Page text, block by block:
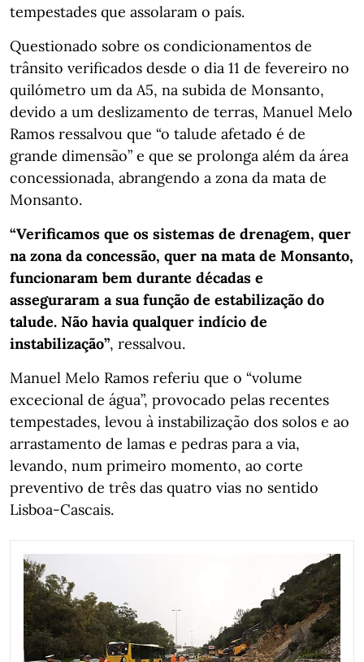
tempestades que assolaram o país.
Questionado sobre os condicionamentos de
trânsito verificados desde o dia 11 de fevereiro no
quilómetro um da A5, na subida de Monsanto,
devido a um deslizamento de terras, Manuel Melo
Ramos ressalvou que “o talude afetado é de
grande dimensão” e que se prolonga além da área
concessionada, abrangendo a zona da mata de
Monsanto.
“Verificamos que os sistemas de drenagem, quer
na zona da concessão, quer na mata de Monsanto,
funcionaram bem durante décadas e
asseguraram a sua função de estabilização do
talude. Não havia qualquer indício de
instabilização”, ressalvou.
Manuel Melo Ramos referiu que o “volume
excecional de água”, provocado pelas recentes
tempestades, levou à instabilização dos solos e ao
arrastamento de lamas e pedras para a via,
levando, num primeiro momento, ao corte
preventivo de três das quatro vias no sentido
Lisboa-Cascais.